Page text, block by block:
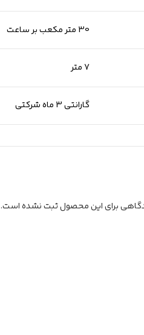
30 متر مکعب بر ساعت
7 متر
گارانتی 3 ماه شرکتی
برای این محصول ثبت نشده است.